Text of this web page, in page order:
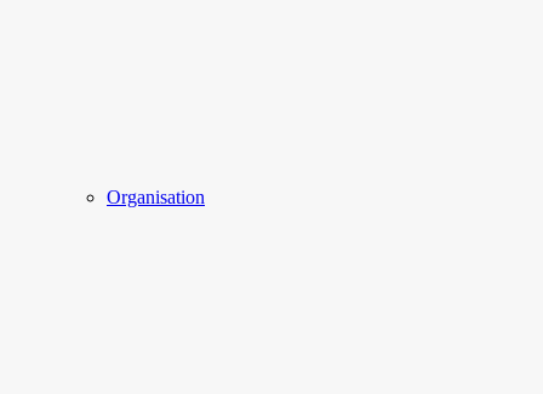
Organisation